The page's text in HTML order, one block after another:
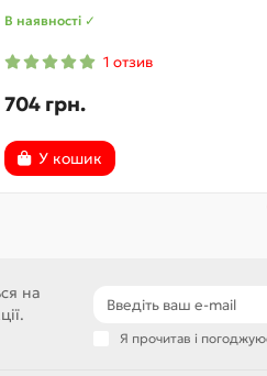
В наявності ✓
1 отзив
704 грн.
У кошик
на
Я прочитав і